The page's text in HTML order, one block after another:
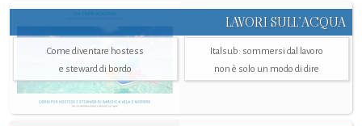
LAVORI SULL’ACQUA
Come diventare hostess
e steward di bordo
Italsub: sommersi dal lavoro
non è solo un modo di dire